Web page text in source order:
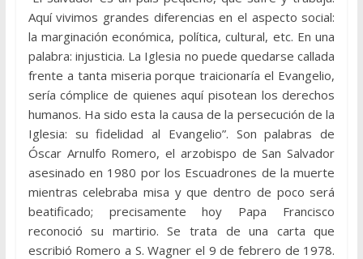
Aquí vivimos grandes diferencias en el aspecto social:
la marginación económica, política, cultural, etc. En una
palabra: injusticia. La Iglesia no puede quedarse callada
frente a tanta miseria porque traicionaría el Evangelio,
sería cómplice de quienes aquí pisotean los derechos
humanos. Ha sido esta la causa de la persecución de la
Iglesia: su fidelidad al Evangelio”. Son palabras de
Óscar Arnulfo Romero, el arzobispo de San Salvador
asesinado en 1980 por los Escuadrones de la muerte
mientras celebraba misa y que dentro de poco será
beatificado; precisamente hoy Papa Francisco
reconoció su martirio. Se trata de una carta que
escribió Romero a S. Wagner el 9 de febrero de 1978.